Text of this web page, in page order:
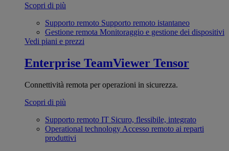
Scopri di più
Supporto remoto Supporto remoto istantaneo
Gestione remota Monitoraggio e gestione dei dispositivi
Vedi piani e prezzi
Enterprise TeamViewer Tensor
Connettività remota per operazioni in sicurezza.
Scopri di più
Supporto remoto IT Sicuro, flessibile, integrato
Operational technology Accesso remoto ai reparti
produttivi